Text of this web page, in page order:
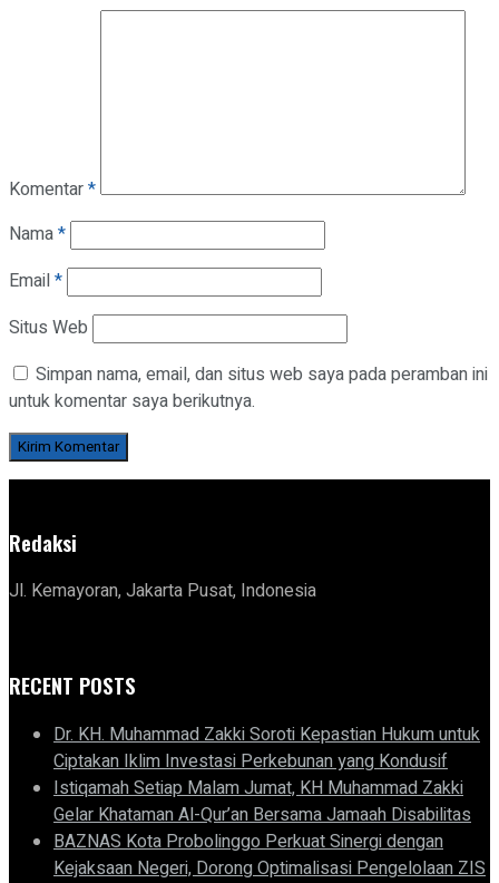
Komentar*
Nama*
Email*
Situs Web
Simpan nama, email, dan situs web saya pada peramban ini
untuk komentar saya berikutnya.
Redaksi
Jl. Kemayoran, Jakarta Pusat, Indonesia
RECENT POSTS
Dr. KH. Muhammad Zakki Soroti Kepastian Hukum untuk
Ciptakan Iklim Investasi Perkebunan yang Kondusif
Istiqamah Setiap Malam Jumat, KH Muhammad Zakki
Gelar Khataman Al-Qur’an Bersama Jamaah Disabilitas
BAZNAS Kota Probolinggo Perkuat Sinergi dengan
Kejaksaan Negeri, Dorong Optimalisasi Pengelolaan ZIS